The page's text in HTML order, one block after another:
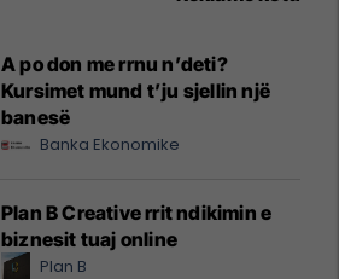
A po don me rrnu n’deti?
Kursimet mund t’ju sjellin një
banesë
Banka Ekonomike
Plan B Creative rrit ndikimin e
biznesit tuaj online
Plan B